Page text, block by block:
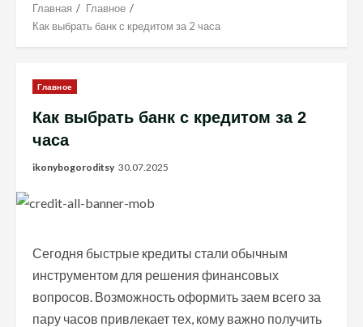
Главная
Главное
Как выбрать банк с кредитом за 2 часа
Главное
Как выбрать банк с кредитом за 2
часа
ikonybogoroditsy 30.07.2025
Сегодня быстрые кредиты стали обычным
инструментом для решения финансовых
вопросов. Возможность оформить заем всего за
пару часов привлекает тех, кому важно получить